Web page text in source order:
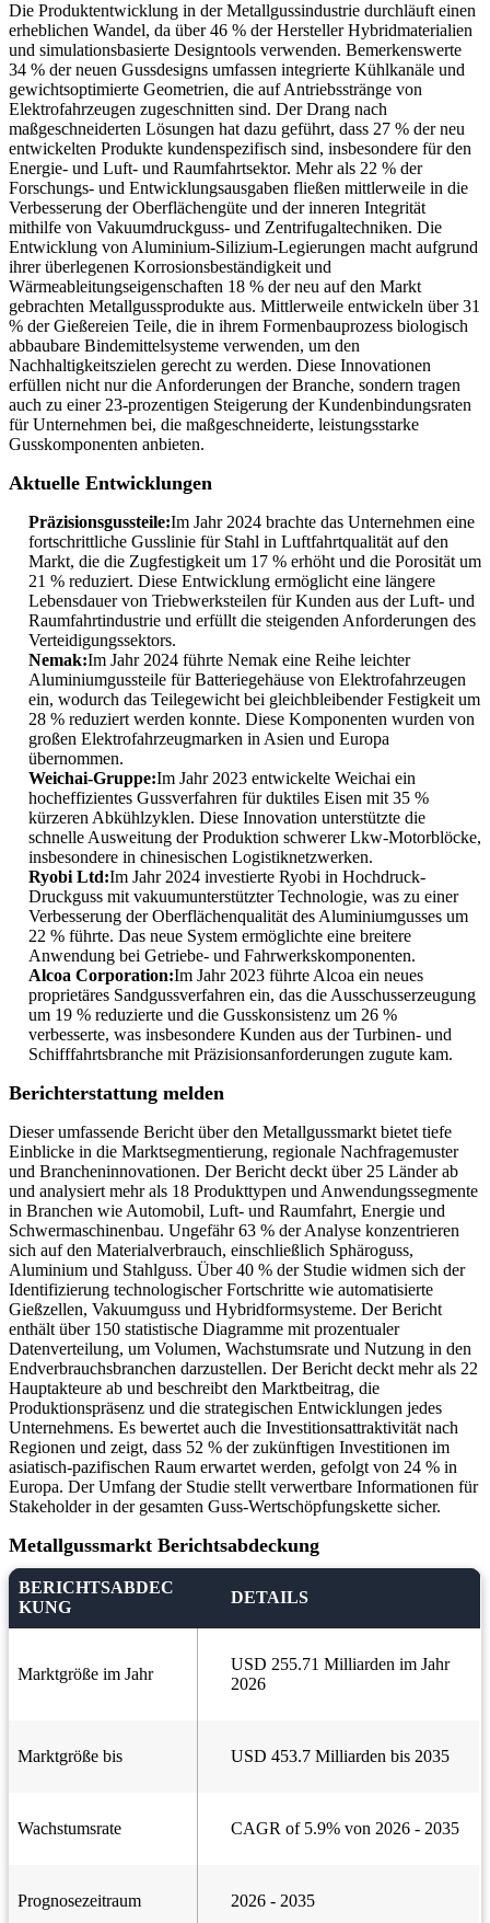
Die Produktentwicklung in der Metallgussindustrie durchläuft einen
erheblichen Wandel, da über 46 % der Hersteller Hybridmaterialien
und simulationsbasierte Designtools verwenden. Bemerkenswerte
34 % der neuen Gussdesigns umfassen integrierte Kühlkanäle und
gewichtsoptimierte Geometrien, die auf Antriebsstränge von
Elektrofahrzeugen zugeschnitten sind. Der Drang nach
maßgeschneiderten Lösungen hat dazu geführt, dass 27 % der neu
entwickelten Produkte kundenspezifisch sind, insbesondere für den
Energie- und Luft- und Raumfahrtsektor. Mehr als 22 % der
Forschungs- und Entwicklungsausgaben fließen mittlerweile in die
Verbesserung der Oberflächengüte und der inneren Integrität
mithilfe von Vakuumdruckguss- und Zentrifugaltechniken. Die
Entwicklung von Aluminium-Silizium-Legierungen macht aufgrund
ihrer überlegenen Korrosionsbeständigkeit und
Wärmeableitungseigenschaften 18 % der neu auf den Markt
gebrachten Metallgussprodukte aus. Mittlerweile entwickeln über 31
% der Gießereien Teile, die in ihrem Formenbauprozess biologisch
abbaubare Bindemittelsysteme verwenden, um den
Nachhaltigkeitszielen gerecht zu werden. Diese Innovationen
erfüllen nicht nur die Anforderungen der Branche, sondern tragen
auch zu einer 23-prozentigen Steigerung der Kundenbindungsraten
für Unternehmen bei, die maßgeschneiderte, leistungsstarke
Gusskomponenten anbieten.
Aktuelle Entwicklungen
Präzisionsgussteile:Im Jahr 2024 brachte das Unternehmen eine
fortschrittliche Gusslinie für Stahl in Luftfahrtqualität auf den
Markt, die die Zugfestigkeit um 17 % erhöht und die Porosität um
21 % reduziert. Diese Entwicklung ermöglicht eine längere
Lebensdauer von Triebwerksteilen für Kunden aus der Luft- und
Raumfahrtindustrie und erfüllt die steigenden Anforderungen des
Verteidigungssektors.
Nemak:Im Jahr 2024 führte Nemak eine Reihe leichter
Aluminiumgussteile für Batteriegehäuse von Elektrofahrzeugen
ein, wodurch das Teilegewicht bei gleichbleibender Festigkeit um
28 % reduziert werden konnte. Diese Komponenten wurden von
großen Elektrofahrzeugmarken in Asien und Europa
übernommen.
Weichai-Gruppe:Im Jahr 2023 entwickelte Weichai ein
hocheffizientes Gussverfahren für duktiles Eisen mit 35 %
kürzeren Abkühlzyklen. Diese Innovation unterstützte die
schnelle Ausweitung der Produktion schwerer Lkw-Motorblöcke,
insbesondere in chinesischen Logistiknetzwerken.
Ryobi Ltd:Im Jahr 2024 investierte Ryobi in Hochdruck-
Druckguss mit vakuumunterstützter Technologie, was zu einer
Verbesserung der Oberflächenqualität des Aluminiumgusses um
22 % führte. Das neue System ermöglichte eine breitere
Anwendung bei Getriebe- und Fahrwerkskomponenten.
Alcoa Corporation:Im Jahr 2023 führte Alcoa ein neues
proprietäres Sandgussverfahren ein, das die Ausschusserzeugung
um 19 % reduzierte und die Gusskonsistenz um 26 %
verbesserte, was insbesondere Kunden aus der Turbinen- und
Schifffahrtsbranche mit Präzisionsanforderungen zugute kam.
Berichterstattung melden
Dieser umfassende Bericht über den Metallgussmarkt bietet tiefe
Einblicke in die Marktsegmentierung, regionale Nachfragemuster
und Brancheninnovationen. Der Bericht deckt über 25 Länder ab
und analysiert mehr als 18 Produkttypen und Anwendungssegmente
in Branchen wie Automobil, Luft- und Raumfahrt, Energie und
Schwermaschinenbau. Ungefähr 63 % der Analyse konzentrieren
sich auf den Materialverbrauch, einschließlich Sphäroguss,
Aluminium und Stahlguss. Über 40 % der Studie widmen sich der
Identifizierung technologischer Fortschritte wie automatisierte
Gießzellen, Vakuumguss und Hybridformsysteme. Der Bericht
enthält über 150 statistische Diagramme mit prozentualer
Datenverteilung, um Volumen, Wachstumsrate und Nutzung in den
Endverbrauchsbranchen darzustellen. Der Bericht deckt mehr als 22
Hauptakteure ab und beschreibt den Marktbeitrag, die
Produktionspräsenz und die strategischen Entwicklungen jedes
Unternehmens. Es bewertet auch die Investitionsattraktivität nach
Regionen und zeigt, dass 52 % der zukünftigen Investitionen im
asiatisch-pazifischen Raum erwartet werden, gefolgt von 24 % in
Europa. Der Umfang der Studie stellt verwertbare Informationen für
Stakeholder in der gesamten Guss-Wertschöpfungskette sicher.
Metallgussmarkt Berichtsabdeckung
BERICHTSABDEC
KUNG
DETAILS
Marktgröße im Jahr
USD 255.71 Milliarden im Jahr
2026
Marktgröße bis USD 453.7 Milliarden bis 2035
Wachstumsrate CAGR of 5.9% von 2026 - 2035
Prognosezeitraum 2026 - 2035